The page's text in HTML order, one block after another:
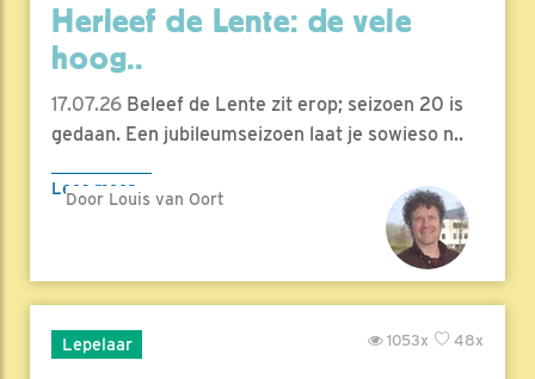
Herleef de Lente: de vele
hoog..
17.07.26 Beleef de Lente zit erop; seizoen 20 is
gedaan. Een jubileumseizoen laat je sowieso n..
Lees meer
Door Louis van Oort
Lepelaar 48x
1053x